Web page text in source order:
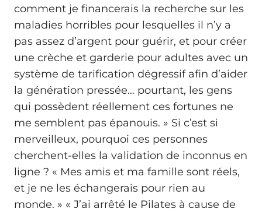
comment je financerais la recherche sur les
maladies horribles pour lesquelles il n’y a
pas assez d’argent pour guérir, et pour créer
une crèche et garderie pour adultes avec un
système de tarification dégressif afin d’aider
la génération pressée… pourtant, les gens
qui possèdent réellement ces fortunes ne
me semblent pas épanouis. » Si c’est si
merveilleux, pourquoi ces personnes
cherchent-elles la validation de inconnus en
ligne ? « Mes amis et ma famille sont réels,
et je ne les échangerais pour rien au
monde. » « J’ai arrêté le Pilates à cause de